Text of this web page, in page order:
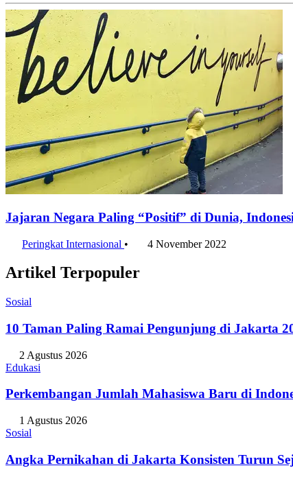
Jajaran Negara Paling “Positif” di Dunia,
Peringkat Internasional • 4 November 2022
Artikel Terpopuler
Sosial
10 Taman Paling Ramai Pengunjung di Jakarta
2 Agustus 2026
Edukasi
Perkembangan Jumlah Mahasiswa Baru di
1 Agustus 2026
Sosial
Angka Pernikahan di Jakarta Konsisten Turun